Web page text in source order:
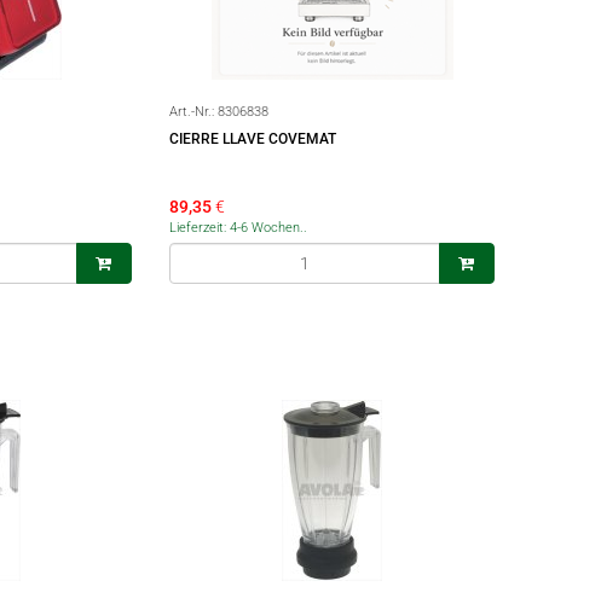
Art.-Nr.: 8306838
CIERRE LLAVE COVEMAT
89,35€
Lieferzeit: 4-6 Wochen..